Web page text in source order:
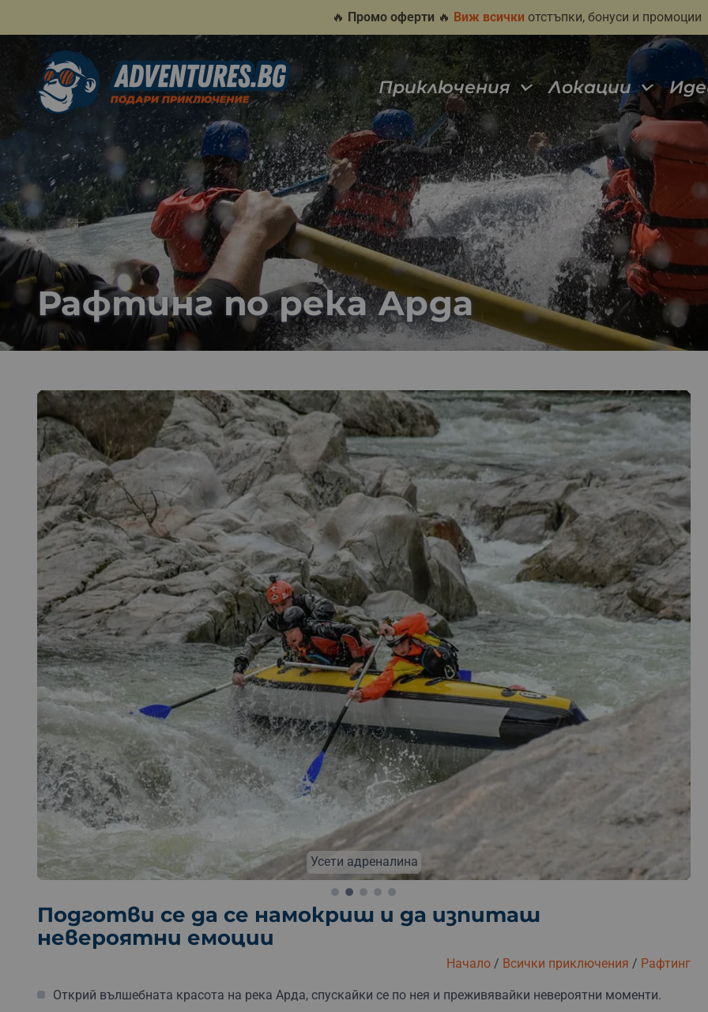
🔥 Промо оферти 🔥 Виж всички отстъпки, бонуси и промоции
Приключения Локации
Рафтинг по река Арда
Сплоти колектива
Подготви се да се намокриш и да изпиташ
невероятни емоции
Начало/ Всички приключения / Рафтинг
Открий вълшебната красота на река Арда, спускайки се по нея и преживявайки невероятни моменти.
Безплатна замяна Безплатна доставка